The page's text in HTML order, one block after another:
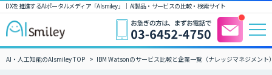
DXを推進するAIポータルメディア「AIsmiley」｜ AI製品・サービスの比較・検索サイト
AI・人工知能のAIsmiley TOP IBM Watsonのサービス比較と企業一覧（ナレッジマネジメント